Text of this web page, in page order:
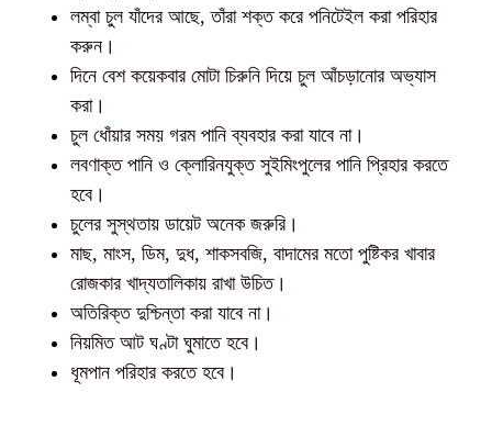
লম্বা চুল যাঁদের আছে, তাঁরা শক্ত করে পনিটেইল করা পরিহার
করুন।
দিনে বেশ কয়েকবার মোটা চিরুনি দিয়ে চুল আঁচড়ানোর অভ্যাস
করা।
চুল ধোঁয়ার সময় গরম পানি ব্যবহার করা যাবে না।
লবণাক্ত পানি ও ক্লোরিনযুক্ত সুইমিংপুলের পানি প্রিহার করতে
হবে।
চুলের সুস্থতায় ডায়েট অনেক জরুরি।
মাছ, মাংস, ডিম, দুধ, শাকসবজি, বাদামের মতো পুষ্টিকর খাবার
রোজকার খাদ্যতালিকায় রাখা উচিত।
অতিরিক্ত দুশ্চিন্তা করা যাবে না।
নিয়মিত আট ঘণ্টা ঘুমাতে হবে।
ধূমপান পরিহার করতে হবে।